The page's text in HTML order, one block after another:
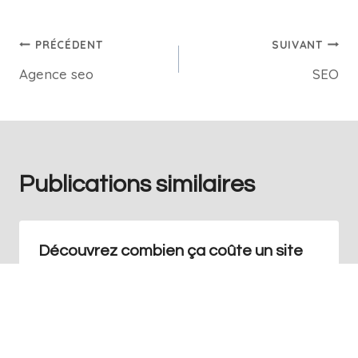
PRÉCÉDENT
Agence seo
SUIVANT
SEO
Publications similaires
Découvrez combien ça coûte un site